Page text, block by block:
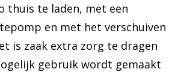
thuis te laden, met een
en met het verschuiven
is zaak extra zorg te dragen
gebruik wordt gemaakt